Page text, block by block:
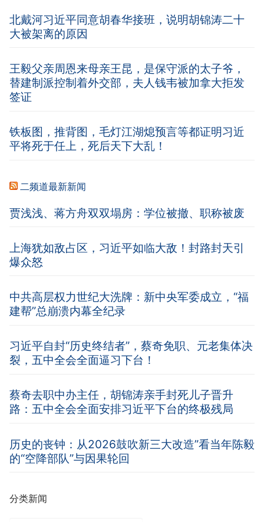
北戴河习近平同意胡春华接班，说明胡锦涛二十
大被架离的原因
王毅父亲周恩来母亲王昆，是保守派的太子爷，
替建制派控制着外交部，夫人钱韦被加拿大拒发
签证
铁板图，推背图，毛灯江湖熄预言等都证明习近
平将死于任上，死后天下大乱！
二频道最新新闻
贾浅浅、蒋方舟双双塌房：学位被撤、职称被废
上海犹如敌占区，习近平如临大敌！封路封天引
爆众怒
中共高层权力世纪大洗牌：新中央军委成立，“福
建帮”总崩溃内幕全纪录
习近平自封“历史终结者”，蔡奇免职、元老集体决
裂，五中全会全面逼习下台！
蔡奇去职中办主任，胡锦涛亲手封死儿子晋升
路：五中全会全面安排习近平下台的终极残局
历史的丧钟：从2026鼓吹新三大改造”看当年陈毅
的“空降部队”与因果轮回
分类新闻